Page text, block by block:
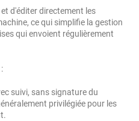
d'éditer directement les
ce qui simplifie la gestion
qui envoient régulièrement
suivi, sans signature du
privilégiée pour les